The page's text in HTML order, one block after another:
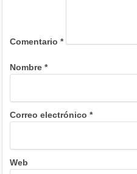
Comentario*
Nombre*
Correo electrónico*
Web